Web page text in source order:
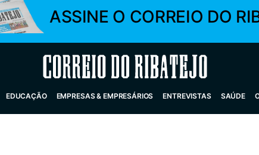
ASSINE O CORREIO DO
Correio do Ribatejo
EDUCAÇÃO EMPRESAS & EMPRESÁRIOS ENTREVISTAS SAÚDE